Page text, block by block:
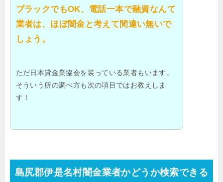
ブラックでもOK、電話一本で融資なんて
業者は、ほぼ闇金と考えて間違い無いで
しょう。
ただ日本貸金業協会を装っている業者もいます。
そういう所の調べ方も次の項目ではお教えしま
す！
島尻郡伊是名村闇金業者かどうか検索できる